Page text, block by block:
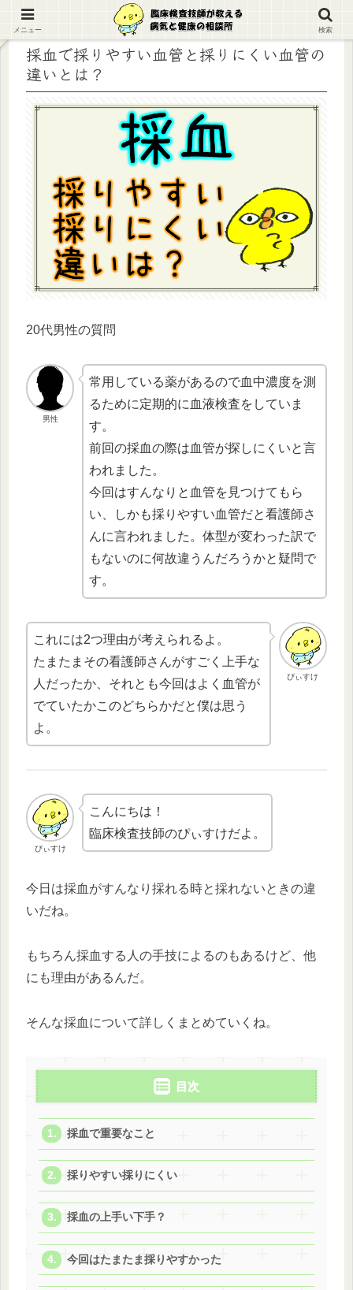
採血で採りやすい血管と採りにくい血管の
違いとは？
20代男性の質問
男性
常用している薬があるので血中濃度を測
るために定期的に血液検査をしていま
す。
前回の採血の際は血管が探しにくいと言
われました。
今回はすんなりと血管を見つけてもら
い、しかも採りやすい血管だと看護師さ
んに言われました。体型が変わった訳で
もないのに何故違うんだろうかと疑問で
す。
ぴぃすけ
これには2つ理由が考えられるよ。
たまたまその看護師さんがすごく上手な
人だったか、それとも今回はよく血管が
でていたかこのどちらかだと僕は思う
よ。
ぴぃすけ
こんにちは！
臨床検査技師のぴぃすけだよ。
今日は採血がすんなり採れる時と採れないときの違
いだね。
もちろん採血する人の手技によるのもあるけど、他
にも理由があるんだ。
そんな採血について詳しくまとめていくね。
目次
採血で重要なこと
採りやすい採りにくい
採血の上手い下手？
今回はたまたま採りやすかった
メニュー 検索